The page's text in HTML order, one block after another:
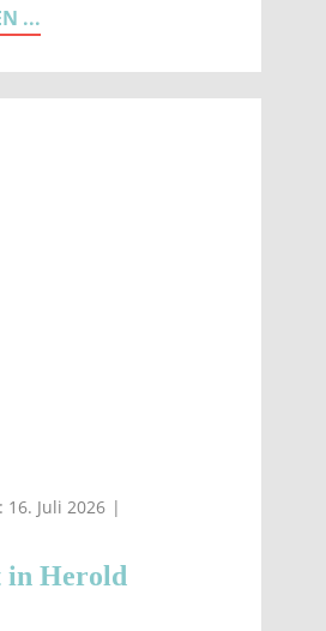
...
Juli 2026
in Herold